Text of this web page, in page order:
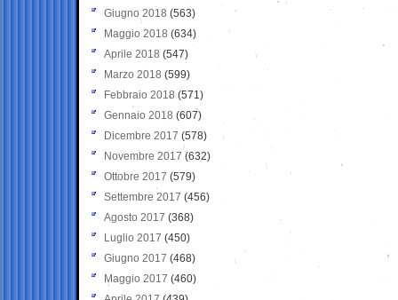
Giugno 2018 (563)
Maggio 2018 (634)
Aprile 2018 (547)
Marzo 2018 (599)
Febbraio 2018 (571)
Gennaio 2018 (607)
Dicembre 2017 (578)
Novembre 2017 (632)
Ottobre 2017 (579)
Settembre 2017 (456)
Agosto 2017 (368)
Luglio 2017 (450)
Giugno 2017 (468)
Maggio 2017 (460)